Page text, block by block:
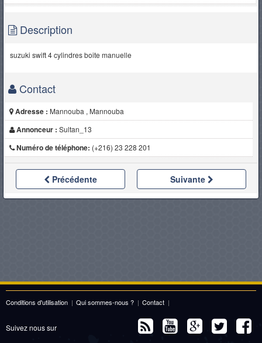
Description
suzuki swift 4 cylindres boite manuelle
Contact
Adresse : Mannouba , Mannouba
Annonceur : Sultan_13
Numéro de téléphone: (+216) 23 228 201
Précédente Suivante
Conditions d'utilisation | Qui sommes-nous ? | Contact |
Suivez nous sur